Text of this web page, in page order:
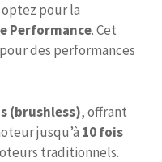
pour la
Performance. Cet
des performances
(brushless), offrant
jusqu’à 10 fois
traditionnels.